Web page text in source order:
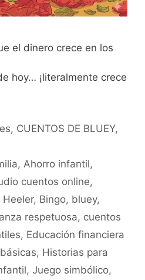
el dinero crece en los
hoy… ¡literalmente crece
, CUENTOS DE BLUEY,
,Ahorro infantil,
cuentos online,
Heeler, Bingo, bluey,
respetuosa, cuentos
, Educación financiera
, Historias para
, Juego simbólico,